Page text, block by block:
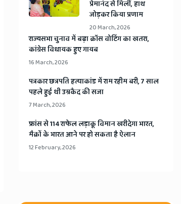
प्रेमानंद से मिलीं, हाथ
जोड़कर किया प्रणाम
20 March, 2026
​राज्यसभा चुनाव में बढ़ा क्रॉस वोटिंग का खतरा,
कांग्रेस विधायक हुए गायब
16 March, 2026
​पत्रकार छत्रपति हत्याकांड में राम रहीम बरी, 7 साल
पहले हुई थी उम्रकैद की सजा
7 March, 2026
​फ्रांस से 114 राफेल लड़ाकू विमान खरीदेगा भारत,
मैक्रों के भारत आने पर हो सकता है ऐलान
12 February, 2026